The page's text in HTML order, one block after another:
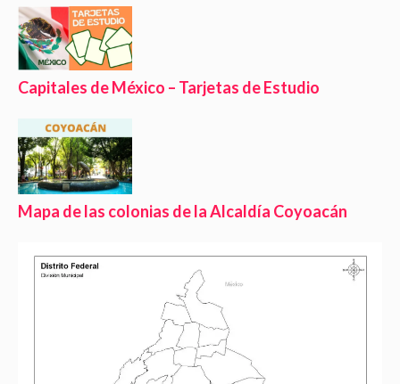
Capitales de México – Tarjetas de Estudio
Mapa de las colonias de la Alcaldía Coyoacán